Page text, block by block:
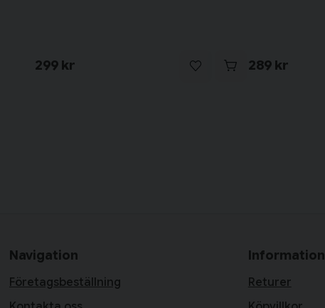
299 kr 289 kr
Navigation
Företagsbeställning
Information
Returer